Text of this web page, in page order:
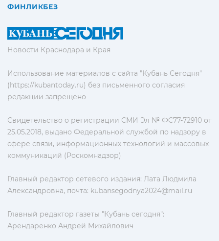
Новости Краснодара и Края
Использование материалов с сайта "Кубань Сегодня"
(https://kubantoday.ru) без письменного согласия
редакции запрещено
Свидетельство о регистрации СМИ Эл № ФС77-72910 от
25.05.2018, выдано Федеральной службой по надзору в
сфере связи, информационных технологий и массовых
коммуникаций (Роскомнадзор)
Главный редактор сетевого издания: Лата Людмила
Александровна, почта: kubansegodnya2024@mail.ru
Главный редактор газеты "Кубань сегодня":
Арендаренко Андрей Михайлович
ФИНЛИКБЕЗ